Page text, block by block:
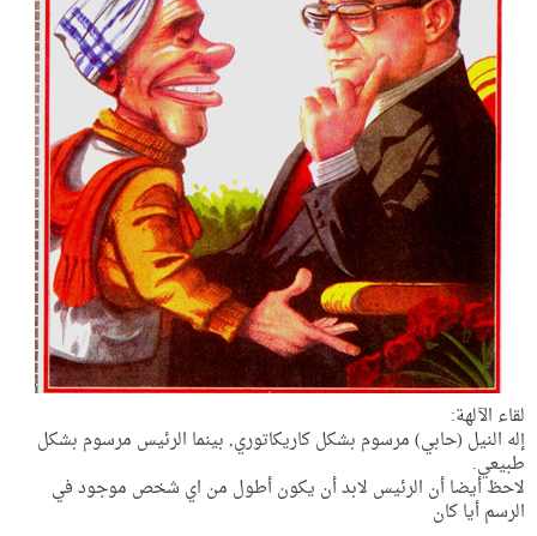
لقاء الآلهة:
إله النيل (حابي) مرسوم بشكل كاريكاتوري, بينما الرئيس مرسوم بشكل
طبيعي.
لاحظ أيضا أن الرئيس لابد أن يكون أطول من اي شخص موجود في
الرسم أيا كان